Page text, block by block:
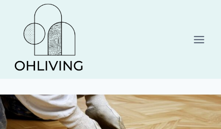
content